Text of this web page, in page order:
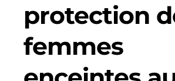
protection
femmes